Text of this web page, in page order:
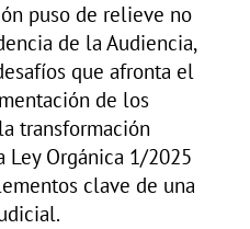
puso de relieve no
de la Audiencia,
que afronta el
de los
transformación
Ley Orgánica 1/2025
clave de una